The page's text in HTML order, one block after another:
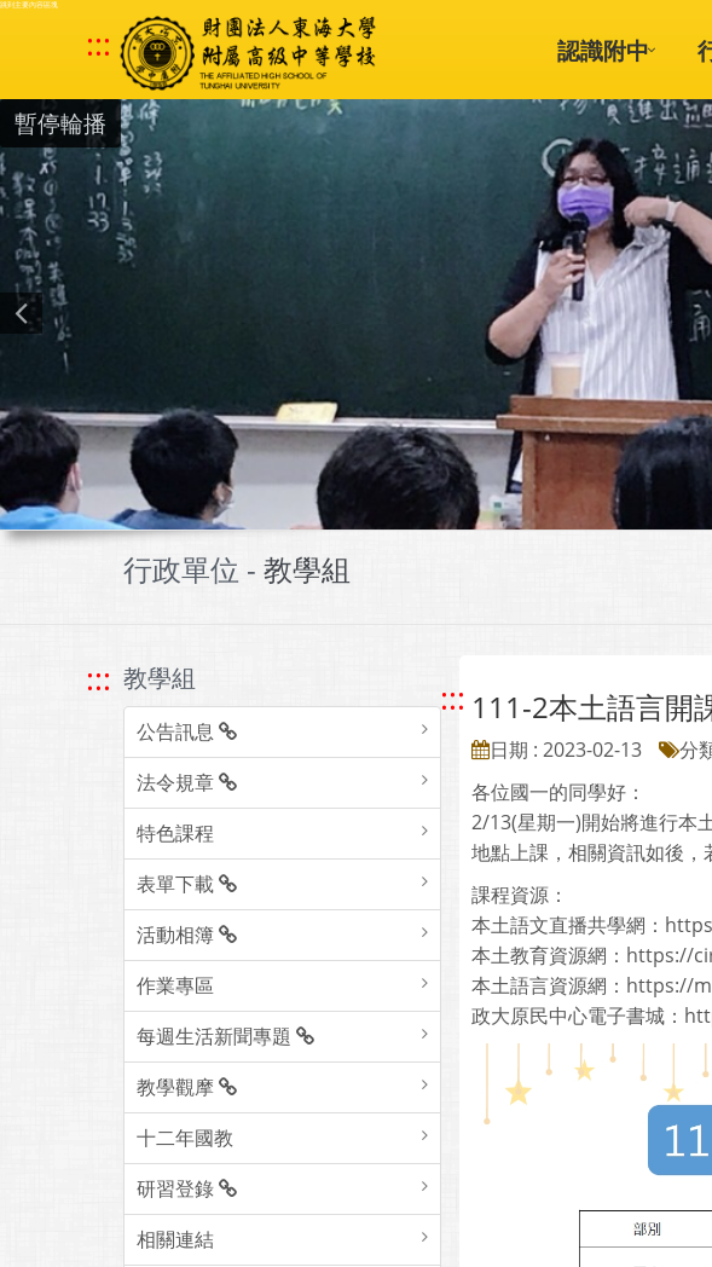
跳到主要內容區塊
::: 認識附中
暫停輪播
行政單位 - 教學組
::: 教學組
公告訊息
法令規章
特色課程
表單下載
活動相簿
作業專區
每週生活新聞專題
教學觀摩
十二年國教
研習登錄
相關連結
::: 111-2本土語言開
日期 : 2023-02-13 分
各位國一的同學好：
2/13(星期一)開始將進行本
地點上課，相關資訊如後，
課程資源：
本土語文直播共學網：
本土教育資源網：https://
本土語言資源網：https://
政大原民中心電子書城：